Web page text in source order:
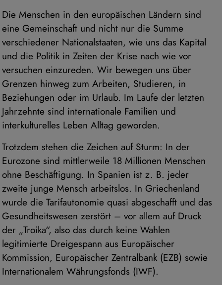
Die Menschen in den europäischen Ländern sind
eine Gemeinschaft und nicht nur die Summe
verschiedener Nationalstaaten, wie uns das Kapital
und die Politik in Zeiten der Krise nach wie vor
versuchen einzureden. Wir bewegen uns über
Grenzen hinweg zum Arbeiten, Studieren, in
Beziehungen oder im Urlaub. Im Laufe der letzten
Jahrzehnte sind internationale Familien und
interkulturelles Leben Alltag geworden.
Trotzdem stehen die Zeichen auf Sturm: In der
Eurozone sind mittlerweile 18 Millionen Menschen
ohne Beschäftigung. In Spanien ist z. B. jeder
zweite junge Mensch arbeitslos. In Griechenland
wurde die Tarifautonomie quasi abgeschafft und das
Gesundheitswesen zerstört – vor allem auf Druck
der „Troika“, also das durch keine Wahlen
legitimierte Dreigespann aus Europäischer
Kommission, Europäischer Zentralbank (EZB) sowie
Internationalem Währungsfonds (IWF).